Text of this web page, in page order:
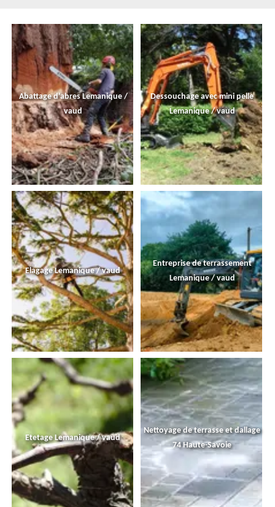
Abattage d'abres Lemanique /
vaud
Dessouchage avec mini pelle
Lemanique / vaud
Elagage Lemanique / vaud
Entreprise de terrassement
Lemanique / vaud
Etetage Lemanique / vaud
Nettoyage de terrasse et dallage
74 Haute-Savoie